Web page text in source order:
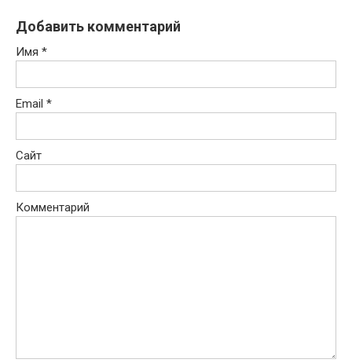
Добавить комментарий
Имя *
Email *
Сайт
Комментарий